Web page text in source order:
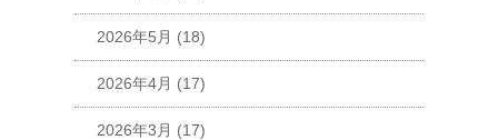
2026年5月 (18)
2026年4月 (17)
2026年3月 (17)